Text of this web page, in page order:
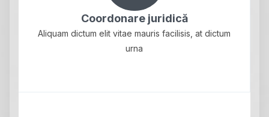
Coordonare juridică
Aliquam dictum elit vitae mauris facilisis, at dictum
urna